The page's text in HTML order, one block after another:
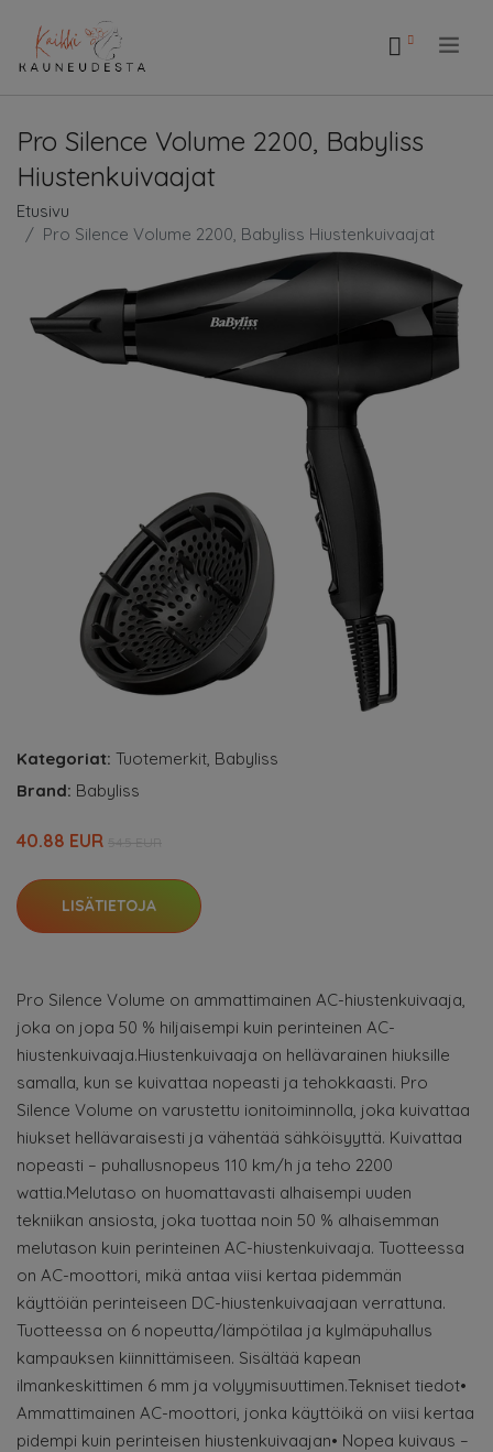
Pro Silence Volume 2200, Babyliss
Hiustenkuivaajat
Etusivu
Pro Silence Volume 2200, Babyliss Hiustenkuivaajat
Kategoriat: Tuotemerkit, Babyliss
Brand: Babyliss
40.88 EUR
LISÄTIETOJA
Pro Silence Volume on ammattimainen AC-hiustenkuivaaja,
joka on jopa 50 % hiljaisempi kuin perinteinen AC-
hiustenkuivaaja.Hiustenkuivaaja on hellävarainen hiuksille
samalla, kun se kuivattaa nopeasti ja tehokkaasti. Pro
Silence Volume on varustettu ionitoiminnolla, joka kuivattaa
hiukset hellävaraisesti ja vähentää sähköisyyttä. Kuivattaa
nopeasti – puhallusnopeus 110 km/h ja teho 2200
wattia.Melutaso on huomattavasti alhaisempi uuden
tekniikan ansiosta, joka tuottaa noin 50 % alhaisemman
melutason kuin perinteinen AC-hiustenkuivaaja. Tuotteessa
on AC-moottori, mikä antaa viisi kertaa pidemmän
käyttöiän perinteiseen DC-hiustenkuivaajaan verrattuna.
Tuotteessa on 6 nopeutta/lämpötilaa ja kylmäpuhallus
kampauksen kiinnittämiseen. Sisältää kapean
ilmankeskittimen 6 mm ja volyymisuuttimen.Tekniset tiedot•
Ammattimainen AC-moottori, jonka käyttöikä on viisi kertaa
pidempi kuin perinteisen hiustenkuivaajan• Nopea kuivaus –